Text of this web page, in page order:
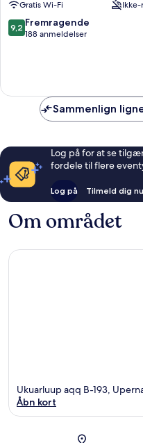
Gratis Wi-Fi
9.2
ud
anmeldelser
9,2 Fremragende
188 anmeldelser
Sammenlign
Log på for at se
fordele til flere
Log på Tilmeld dig
Om området
Ukuarluup aqq B-193,
Åbn kort